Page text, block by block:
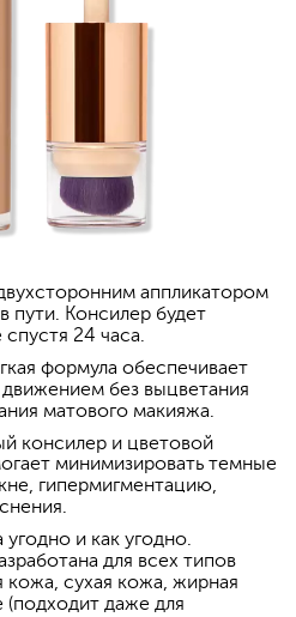
аппликатором
пути. Консилер будет
спустя 24 часа.
формула обеспечивает
без выцветания
матового макияжа.
консилер и цветовой
минимизировать темные
гипермигментацию,
и как угодно.
для всех типов
кожа, сухая кожа, жирная
даже для